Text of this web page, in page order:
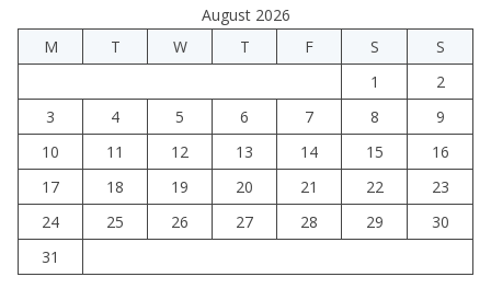
August 2026
M
T W T F S
S
1
2
3
4 5 6 7 8
9
10
11 12 13 14 15
16
17
18 19 20 21 22
23
24
25 26 27 28 29
30
31